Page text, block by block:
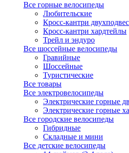
Все горные велосипеды
Любительские
Кросс-кантри
Кросс-кантри хардтейлы
Трейл и эндуро
Все шоссейные велосипеды
Гравийные
Шоссейные
Туристические
Все товары
Все электровелосипеды
Электрические горные
Электрические горные
Все городские велосипеды
Гибридные
Складные и мини
Все детские велосипеды